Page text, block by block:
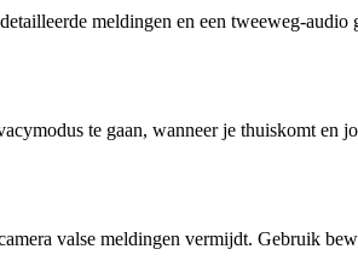
meldingen en een tweeweg-audio
te gaan, wanneer je thuiskomt en
valse meldingen vermijdt. Gebruik